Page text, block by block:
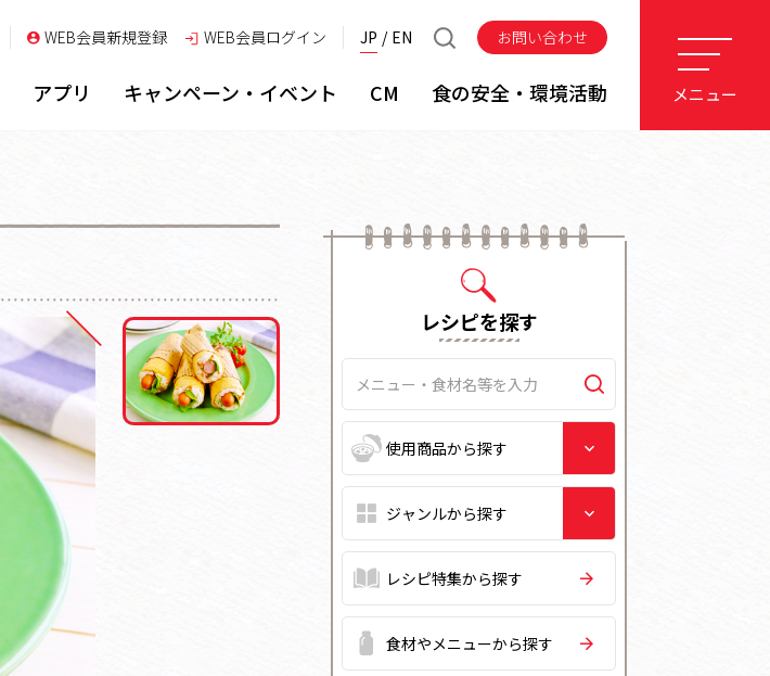
WEB会員新規登録 WEB会員ログイン JP EN お問い合わせ
アプリ キャンペーン・イベント CM 食の安全・環境活動 メニュー
レシピを探す
レシピ特集から探す
食材やメニューから探す